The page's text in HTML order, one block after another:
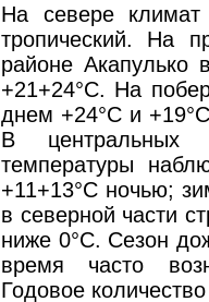
На севере климат
тропический. На
районе
+21+24°С. На
днем +24°С и
В центральных
температуры
+11+13°С ночью;
в северной части
ниже 0°С. Сезон
время часто
Годовое